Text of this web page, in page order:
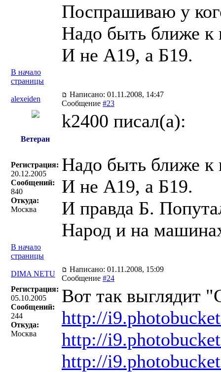
Поспрашиваю у
Надо быть ближе
И не А19, а Б19.
В начало
страницы
alexeiden
Написано: 01.11.2008, 14:47
Сообщение #23
Ветеран
Регистрация:
20.12.2005
Сообщений:
840
Откуда:
Москва
k2400 писал(a):
Надо быть ближе
И не А19, а Б19.
И правда Б.
Народ и на
В начало
страницы
DIMA NETU
Написано: 01.11.2008, 15:09
Сообщение #24
Регистрация:
05.10.2005
Сообщений:
244
Откуда:
Москва
Вот так выглядит
http://
http://
http://